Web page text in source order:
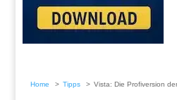
Home Tipps Vista: Die Profiversion